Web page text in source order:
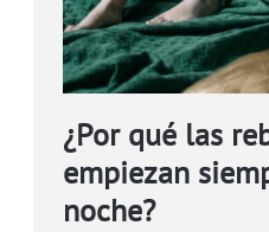
¿Por qué las
empiezan
noche?